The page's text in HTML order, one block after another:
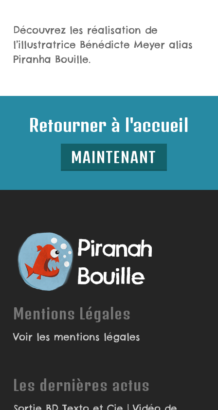
Découvrez les réalisation de
l’illustratrice Bénédicte Meyer alias
Piranha Bouille.
Retourner à l'accueil
MAINTENANT
Mentions Légales
Voir les mentions légales
Les dernières actus